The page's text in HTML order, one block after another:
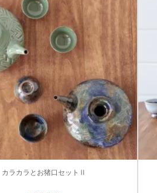
カラカラとお猪口セットⅡ